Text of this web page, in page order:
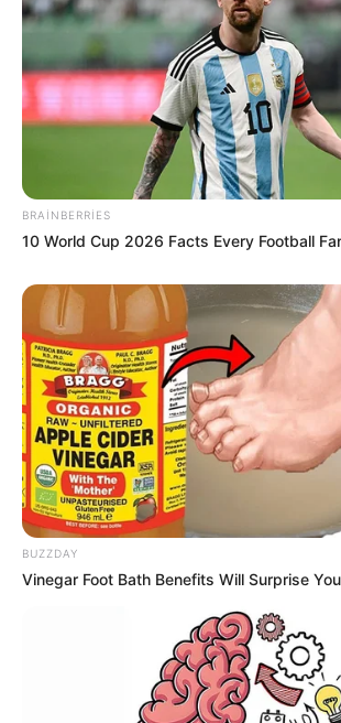
FOTO
63
BRAINBERRIES
10 World Cup 2026 Facts Every Football
BUZZDAY
Vinegar Foot Bath Benefits Will Surprise You